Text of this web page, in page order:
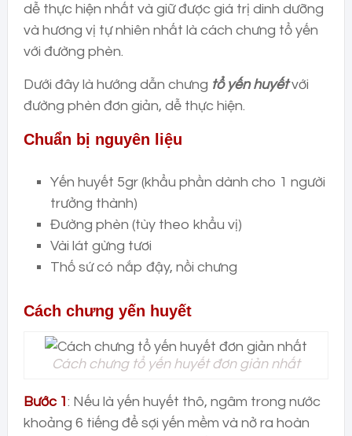
dễ thực hiện nhất và giữ được giá trị dinh dưỡng
và hương vị tự nhiên nhất là cách chưng tổ yến
với đường phèn.
Dưới đây là hướng dẫn chưng tổ yến huyết với
đường phèn đơn giản, dễ thực hiện.
Chuẩn bị nguyên liệu
Yến huyết 5gr (khẩu phần dành cho 1 người
trưởng thành)
Đường phèn (tùy theo khẩu vị)
Vài lát gừng tươi
Thố sứ có nắp đậy, nồi chưng
Cách chưng yến huyết
Cách chưng tổ yến huyết đơn giản nhất
Bước 1 : Nếu là yến huyết thô, ngâm trong nước
khoảng 6 tiếng để sợi yến mềm và nở ra hoàn